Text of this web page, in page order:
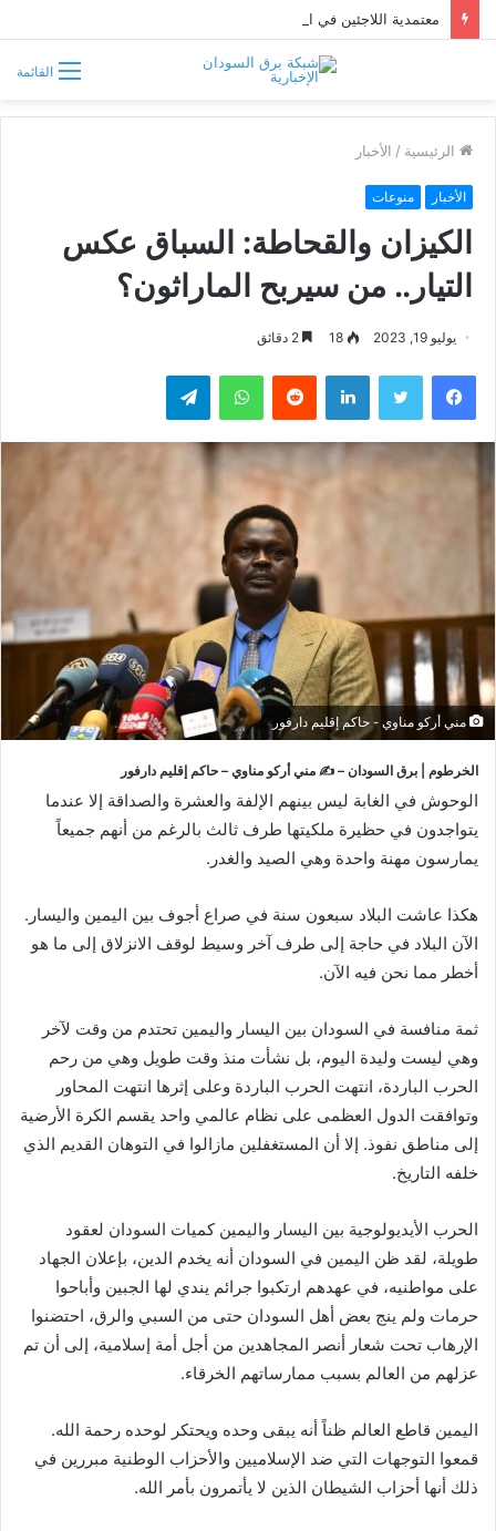
القائمة
الرئيسية / الأخبار
الأخبار منوعات
الكيزان والقحاطة: السباق عكس
التيار.. من سيربح الماراثون؟
يوليو 19, 2023 18
فيسبوك تويتر لينكدإن واتساب تيلقرام
مني أركو مناوي - حاكم إقليم دارفور
الخرطوم | برق السودان – ✍️ مني أركو مناوي – حاكم إقليم دارفور
الوحوش في الغابة ليس بينهم الإلفة والعشرة والصداقة إلا عندما
يتواجدون في حظيرة ملكيتها طرف ثالث بالرغم من أنهم جميعاً
يمارسون مهنة واحدة وهي الصيد والغدر.
هكذا عاشت البلاد سبعون سنة في صراع أجوف بين اليمين واليسار.
الآن البلاد في حاجة إلى طرف آخر وسيط لوقف الانزلاق إلى ما هو
أخطر مما نحن فيه الآن.
ثمة منافسة في السودان بين اليسار واليمين تحتدم من وقت لآخر
وهي ليست وليدة اليوم، بل نشأت منذ وقت طويل وهي من رحم
الحرب الباردة، انتهت الحرب الباردة وعلى إثرها انتهت المحاور
وتوافقت الدول العظمى على نظام عالمي واحد يقسم الكرة الأرضية
إلى مناطق نفوذ. إلا أن المستغفلين مازالوا في التوهان القديم الذي
خلفه التاريخ.
الحرب الأيديولوجية بين اليسار واليمين كميات السودان لعقود
طويلة، لقد ظن اليمين في السودان أنه يخدم الدين، بإعلان الجهاد
على مواطنيه، في عهدهم ارتكبوا جرائم يندي لها الجبين وأباحوا
حرمات ولم ينج بعض أهل السودان حتى من السبي والرق، احتضنوا
الإرهاب تحت شعار أنصر المجاهدين من أجل أمة إسلامية، إلى أن تم
عزلهم من العالم بسبب ممارساتهم الخرقاء.
اليمين قاطع العالم ظناً أنه يبقى وحده ويحتكر لوحده رحمة الله.
قمعوا التوجهات التي ضد الإسلاميين والأحزاب الوطنية مبررين في
ذلك أنها أحزاب الشيطان الذين لا يأتمرون بأمر الله.